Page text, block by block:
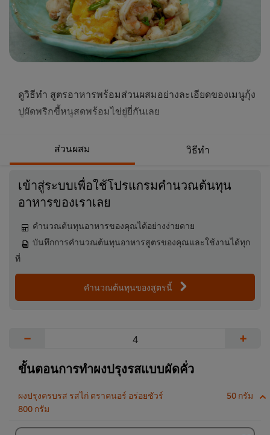
ดูวิธีทำ สูตรอาหารพร้อมส่วนผสมอย่างละเอียดของเมนูกุ้ง
ปูผัดพริกขี้หนูสดพร้อมไข่ยู่ยี่กันเลย
ส่วนผสม วิธีทำ
เข้าสู่ระบบเพื่อใช้โปรแกรมคำนวณต้นทุน
อาหารของเราเลย
คำนวณต้นทุนอาหารของคุณได้อย่างง่ายดาย
บันทึกการคำนวณต้นทุนอาหารสูตรของคุณและใช้งานได้ทุก
ที่
คำนวณต้นทุนของสูตรนี้
− +
ขั้นตอนการทำผงปรุงรสแบบผัดคั่ว
ผงปรุงครบรส รสไก่ ตราคนอร์ อร่อยชัวร์
800 กรัม
50 กรัม